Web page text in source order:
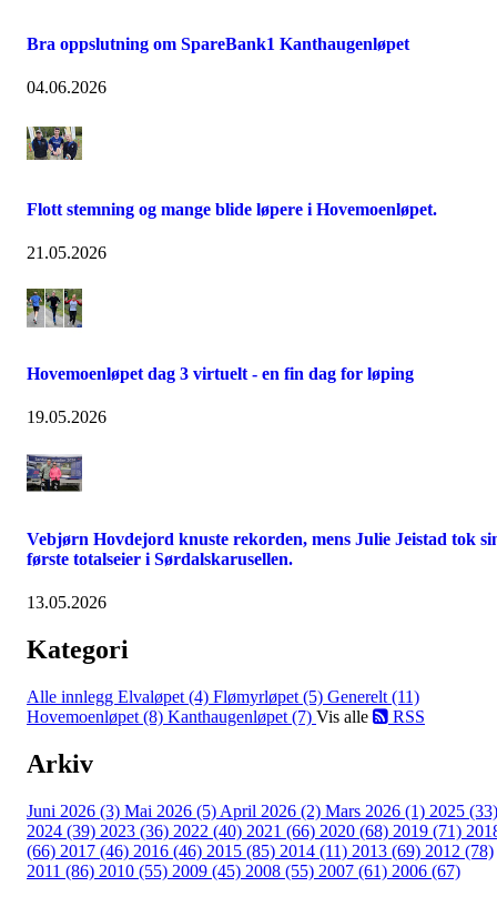
Bra oppslutning om SpareBank1 Kanthaugenløpet
04.06.2026
Flott stemning og mange blide løpere i Hovemoenløpet.
21.05.2026
Hovemoenløpet dag 3 virtuelt - en fin dag for løping
19.05.2026
Vebjørn Hovdejord knuste rekorden, mens Julie Jeistad tok
første totalseier i Sørdalskarusellen.
13.05.2026
Kategori
Alle innlegg Elvaløpet (4) Flømyrløpet (5) Generelt (11)
Hovemoenløpet (8) Kanthaugenløpet (7) Vis alle RSS
Arkiv
Juni 2026 (3) Mai 2026 (5) April 2026 (2) Mars 2026 (1) 2025 (33)
2024 (39) 2023 (36) 2022 (40) 2021 (66) 2020 (68) 2019 (71)
(66) 2017 (46) 2016 (46) 2015 (85) 2014 (11) 2013 (69) 2012 (78)
2011 (86) 2010 (55) 2009 (45) 2008 (55) 2007 (61) 2006 (67)